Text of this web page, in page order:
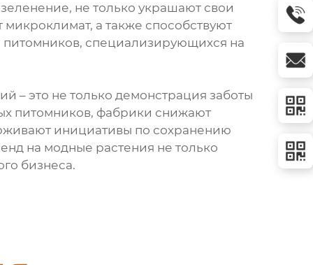
не только украшают свои
а также способствуют
специализирующихся на
– это не только демонстрация заботы
питомников, фабрики снижают
инициативы по сохранению
на модные растения не только
бизнеса.